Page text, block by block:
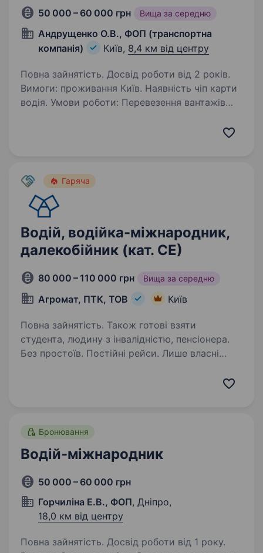
50 000 – 60 000 грн Вища за середню
Андрущенко О.В., ФОП (транспортна
компанія)
Київ, 8,4 км від центру
Повна зайнятість. Досвід роботи від 2 років.
Вимоги: проживання Київ. Наявність чіп карти
водія. Умови роботи: Перевезення вантажів
Гаряча
Водій, водійка-міжнародник,
далекобійник (кат. СЕ)
80 000 – 110 000 грн Вища за середню
Агромат, ПТК, ТОВ Київ
Повна зайнятість. Також готові взяти
студента, людину з інвалідністю, пенсіонера.
Без простоїв. Постійні рейси. Лише власні
Бронювання
Водій-міжнародник
50 000 – 60 000 грн
Горчиліна Е.В., ФОП, Дніпро,
18,0 км від центру
Повна зайнятість. Досвід роботи від 1 року.